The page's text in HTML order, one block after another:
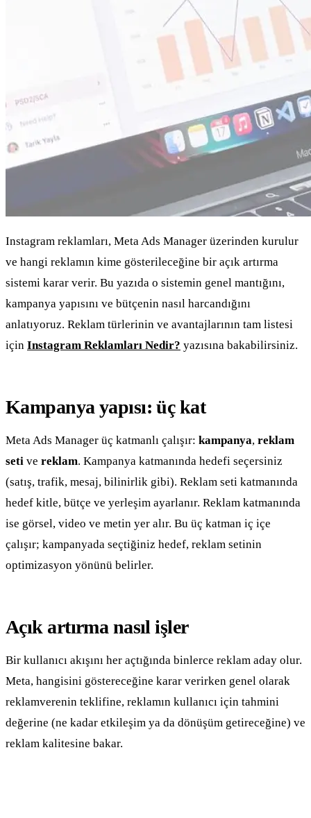
Instagram reklamları, Meta Ads Manager üzerinden kurulur
ve hangi reklamın kime gösterileceğine bir açık artırma
sistemi karar verir. Bu yazıda o sistemin genel mantığını,
kampanya yapısını ve bütçenin nasıl harcandığını
anlatıyoruz. Reklam türlerinin ve avantajlarının tam listesi
için Instagram Reklamları Nedir? yazısına bakabilirsiniz.
Kampanya yapısı: üç kat
Meta Ads Manager üç katmanlı çalışır: kampanya, reklam
seti ve reklam. Kampanya katmanında hedefi seçersiniz
(satış, trafik, mesaj, bilinirlik gibi). Reklam seti katmanında
hedef kitle, bütçe ve yerleşim ayarlanır. Reklam katmanında
ise görsel, video ve metin yer alır. Bu üç katman iç içe
çalışır; kampanyada seçtiğiniz hedef, reklam setinin
optimizasyon yönünü belirler.
Açık artırma nasıl işler
Bir kullanıcı akışını her açtığında binlerce reklam aday olur.
Meta, hangisini göstereceğine karar verirken genel olarak
reklamverenin teklifine, reklamın kullanıcı için tahmini
değerine (ne kadar etkileşim ya da dönüşüm getireceğine) ve
reklam kalitesine bakar.